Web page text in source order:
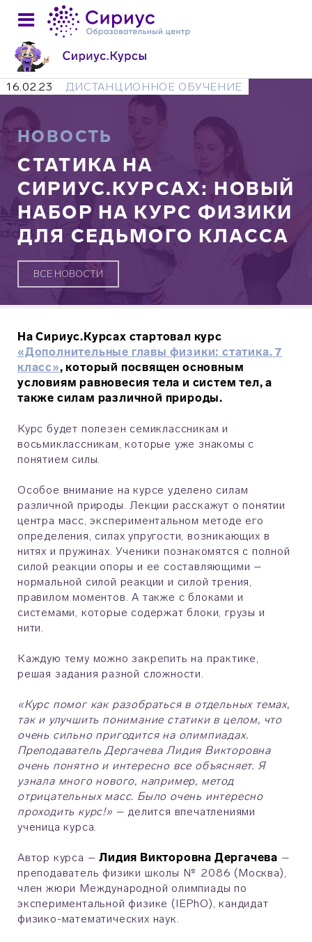
16.02.23 ДИСТАНЦИОННОЕ ОБУЧЕНИЕ
НОВОСТЬ
СТАТИКА НА
СИРИУС.КУРСАХ: НОВЫЙ
НАБОР НА КУРС ФИЗИКИ
ДЛЯ СЕДЬМОГО КЛАССА
ВСЕ НОВОСТИ
На Сириус.Курсах стартовал курс
«Дополнительные главы физики: статика. 7
класс», который посвящен основным
условиям равновесия тела и систем тел, а
также силам различной природы.
Курс будет полезен семиклассникам и
восьмиклассникам, которые уже знакомы с
понятием силы.
Особое внимание на курсе уделено силам
различной природы. Лекции расскажут о понятии
центра масс, экспериментальном методе его
определения, силах упругости, возникающих в
нитях и пружинах. Ученики познакомятся с полной
силой реакции опоры и ее составляющими –
нормальной силой реакции и силой трения,
правилом моментов. А также с блоками и
системами, которые содержат блоки, грузы и
нити.
Каждую тему можно закрепить на практике,
решая задания разной сложности.
«Курс помог как разобраться в отдельных темах,
так и улучшить понимание статики в целом, что
очень сильно пригодится на олимпиадах.
Преподаватель Дергачева Лидия Викторовна
очень понятно и интересно все объясняет. Я
узнала много нового, например, метод
отрицательных масс. Было очень интересно
проходить курс!» – делится впечатлениями
ученица курса.
Автор курса –Лидия Викторовна Дергачева –
преподаватель физики школы № 2086 (Москва),
член жюри Международной олимпиады по
экспериментальной физике (IEPhO), кандидат
физико-математических наук.